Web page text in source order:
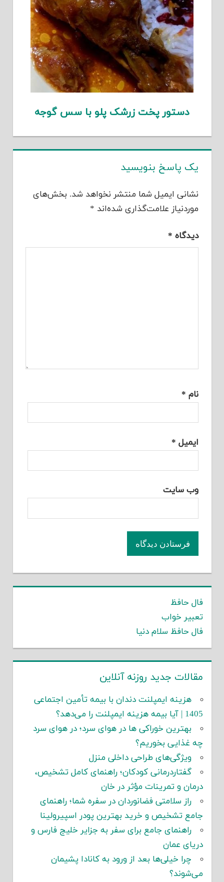
دستور پخت زرشک پلو با سس گوجه
یک پاسخ بنویسید
نشانی ایمیل شما منتشر نخواهد شد. بخش‌های
موردنیاز علامت‌گذاری شده‌اند *
دیدگاه *
نام *
ایمیل *
وب‌ سایت
فال حافظ
تعبیر خواب
فال حافظ سلام دنیا
مقالات جدید روزنه آنلاین
هزینه ایمپلنت دندان با بیمه تأمین اجتماعی
1405 | آیا بیمه هزینه ایمپلنت را می‌دهد؟
بهترین خوراکی ها در هوای سرد؛ در هوای سرد
چه غذایی بخوریم؟
ویژگی‌های طراحی داخلی منزل
گفتاردرمانی کودکان؛ راهنمای کامل تشخیص،
درمان و تمرینات مؤثر در خان
راز سلامتی فضانوردان در سفره شما؛ راهنمای
جامع تشخیص و خرید بهترین پودر اسپیرولینا
راهنمای جامع برای سفر به جزایر خلیج فارس و
دریای عمان
چرا خیلی‌ها بعد از ورود به کانادا پشیمان
می‌شوند؟